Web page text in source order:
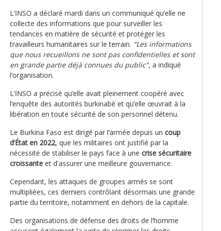
L’INSO a déclaré mardi dans un communiqué qu’elle ne
collecte des informations que pour surveiller les
tendances en matière de sécurité et protéger les
travailleurs humanitaires sur le terrain. "Les informations
que nous recueillons ne sont pas confidentielles et sont
en grande partie déjà connues du public", a indiqué
l’organisation.
L’INSO a précisé qu’elle avait pleinement coopéré avec
l’enquête des autorités burkinabè et qu’elle œuvrait à la
libération en toute sécurité de son personnel détenu.
Le Burkina Faso est dirigé par l’armée depuis un coup
d’État en 2022, que les militaires ont justifié par la
nécessité de stabiliser le pays face à une crise sécuritaire
croissante et d'assurer une meilleure gouvernance.
Cependant, les attaques de groupes armés se sont
multipliées, ces derniers contrôlant désormais une grande
partie du territoire, notamment en dehors de la capitale.
Des organisations de défense des droits de l’homme